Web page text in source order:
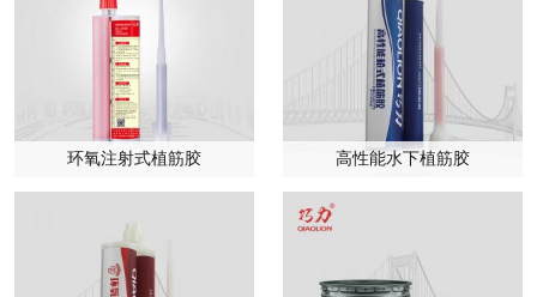
环氧注射式植筋胶 高性能水下植筋胶